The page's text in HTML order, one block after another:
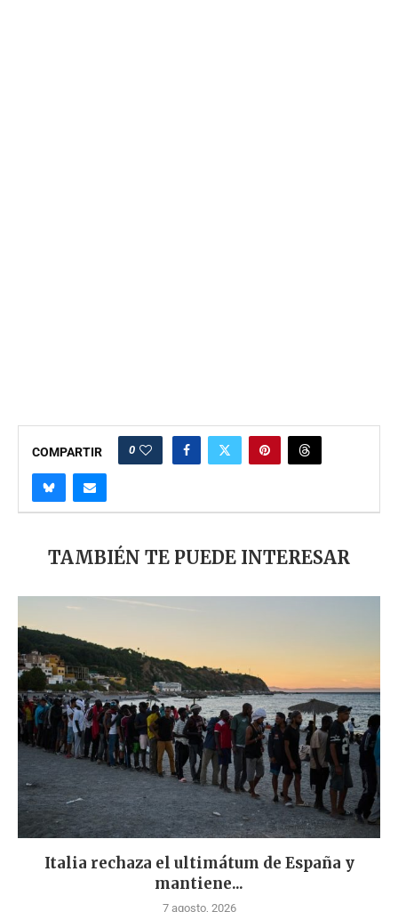
COMPARTIR 0
TAMBIÉN TE PUEDE INTERESAR
Italia rechaza el ultimátum de España y
mantiene...
7 agosto, 2026